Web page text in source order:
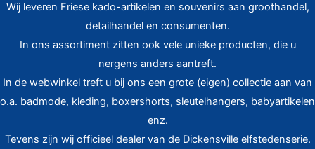
Wij leveren Friese kado-artikelen en souvenirs aan groothandel,
detailhandel en consumenten.
In ons assortiment zitten ook vele unieke producten, die u
nergens anders aantreft.
In de webwinkel treft u bij ons een grote (eigen) collectie aan van
o.a. badmode, kleding, boxershorts, sleutelhangers, babyartikelen
enz.
Tevens zijn wij officieel dealer van de Dickensville elfstedenserie.